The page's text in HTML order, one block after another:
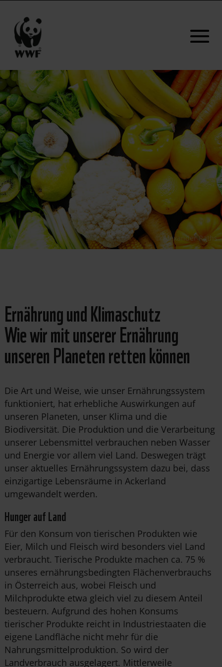
© Alexander Raths
Ernährung und Klimaschutz
Wie wir mit unserer Ernährung
unseren Planeten retten können
Die Art und Weise, wie unser Ernährungssystem
funktioniert, hat erhebliche Auswirkungen auf
unseren Planeten, unser Klima und die
Biodiversität. Die Produktion und die Verarbeitung
unserer Lebensmittel verbrauchen neben Wasser
und Energie vor allem viel Land. Deswegen trägt
unser aktuelles Ernährungssystem dazu bei, dass
einzigartige Lebensräume in Ackerland
umgewandelt werden.
Hunger auf Land
Für den Konsum von tierischen Produkten wie
Eier, Milch und Fleisch wird besonders viel Land
verbraucht. Tierische Produkte machen ca. 75 %
unseres ernährungsbedingten Flächenverbrauchs
in Österreich aus, wobei Fleisch und
Milchprodukte etwa gleich viel zu diesem Anteil
besteuern. Aufgrund des hohen Konsums
tierischer Produkte reicht in Industriestaaten die
eigene Landfläche nicht mehr für die
Nahrungsmittelproduktion. So wird der
Landverbrauch ausgelagert. Mittlerweile